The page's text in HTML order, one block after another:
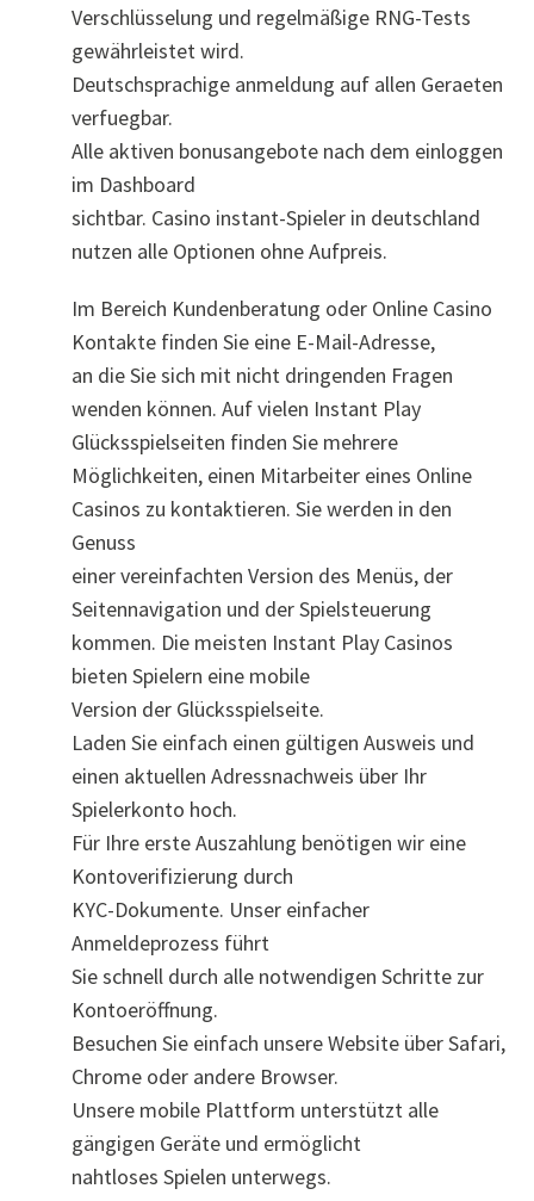
Verschlüsselung und regelmäßige RNG-Tests
gewährleistet wird.
Deutschsprachige anmeldung auf allen Geraeten
verfuegbar.
Alle aktiven bonusangebote nach dem einloggen
im Dashboard
sichtbar. Casino instant-Spieler in deutschland
nutzen alle Optionen ohne Aufpreis.
Im Bereich Kundenberatung oder Online Casino
Kontakte finden Sie eine E-Mail-Adresse,
an die Sie sich mit nicht dringenden Fragen
wenden können. Auf vielen Instant Play
Glücksspielseiten finden Sie mehrere
Möglichkeiten, einen Mitarbeiter eines Online
Casinos zu kontaktieren. Sie werden in den
Genuss
einer vereinfachten Version des Menüs, der
Seitennavigation und der Spielsteuerung
kommen. Die meisten Instant Play Casinos
bieten Spielern eine mobile
Version der Glücksspielseite.
Laden Sie einfach einen gültigen Ausweis und
einen aktuellen Adressnachweis über Ihr
Spielerkonto hoch.
Für Ihre erste Auszahlung benötigen wir eine
Kontoverifizierung durch
KYC-Dokumente. Unser einfacher
Anmeldeprozess führt
Sie schnell durch alle notwendigen Schritte zur
Kontoeröffnung.
Besuchen Sie einfach unsere Website über Safari,
Chrome oder andere Browser.
Unsere mobile Plattform unterstützt alle
gängigen Geräte und ermöglicht
nahtloses Spielen unterwegs.